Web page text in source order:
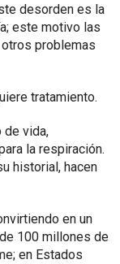
desorden es la
este motivo las
otros problemas
tratamiento.
de vida,
la respiración.
historial, hacen
en un
100 millones de
en Estados